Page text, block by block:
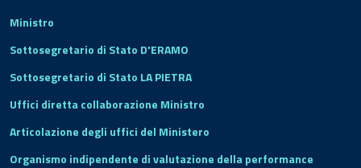
Ministro
Sottosegretario di Stato D'ERAMO
Sottosegretario di Stato LA PIETRA
Uffici diretta collaborazione Ministro
Articolazione degli uffici del Ministero
Organismo indipendente di valutazione della performance